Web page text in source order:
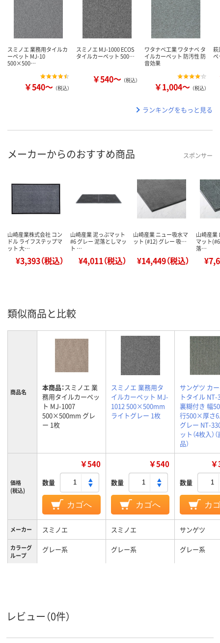
スミノエ 業務用タイルカ
ーペット MJ-10
500×500…
￥540～ （税込）
スミノエ MJ-1000 ECOS
タイルカーペット 500…
￥540～ （税込）
ワタナベ工業 ワタナベ タ
イルカーペット 防汚性 防
音効果
￥1,004～ （税込）
萩
ペ
ランキングをもっと見る
メーカーからのおすすめ商品 スポンサー
山崎産業株式会社 コン
ドル ライフステップマ
ット 大…
¥3,393（税込）
山崎産業 泥っぷマット
#6 グレー 泥落としマッ
ト …
¥4,011（税込）
山崎産業 ニュー吸水マ
ット (#12) グレー 吸…
¥14,449（税込）
山崎産業
マット
落…
類似商品と比較
商品名 本商品：スミノエ 業
務用タイルカーペッ
ト MJ-1007
500×500mm グレ
ー 1枚
スミノエ 業務用タ
イルカーペット MJ-
1012 500×500mm
ライトグレー 1枚
サンゲツ カ
トタイル NT-
裏糊付き 幅
行500×厚さ
グレー NT-
ット（4枚入）
品）
価格
(税込)
￥540
数量
カゴへ
￥540
数量
カゴへ
数量
カ
メーカー スミノエ スミノエ サンゲツ
カラーグ
ループ
グレー系 グレー系 グレー系
レビュー（0件）